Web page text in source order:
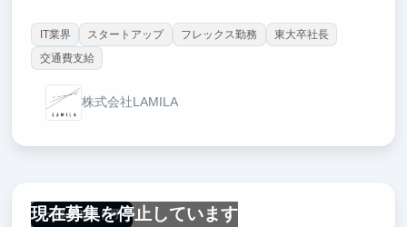
IT業界 スタートアップ フレックス勤務
東大卒社長
交通費支給
株式会社LAMILA
現在募集を停止しています
一部リモート可